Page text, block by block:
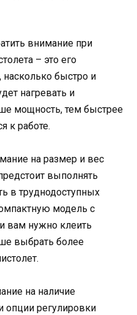
внимание при
– это его
быстро и
нагревать и
мощность, тем быстрее
к работе.
на размер и вес
выполнять
в труднодоступных
модель с
вам нужно клеить
выбрать более
на наличие
опции регулировки